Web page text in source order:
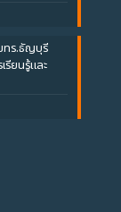
ทร.ธัญบุรี
รียนรู้และ